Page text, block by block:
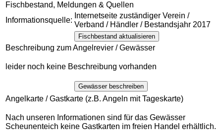
Fischbestand, Meldungen & Quellen
Informationsquelle:
Internetseite zuständiger Verein /
Verband / Händler / Bestandsjahr 2017
Fischbestand aktualisieren
Beschreibung zum Angelrevier / Gewässer
leider noch keine Beschreibung vorhanden
Gewässer beschreiben
Angelkarte / Gastkarte (z.B. Angeln mit Tageskarte)
Nach unseren Informationen sind für das Gewässer
Scheunenteich keine Gastkarten im freien Handel erhältlich.